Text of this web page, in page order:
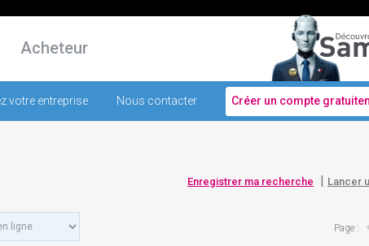
Acheteur
votre entreprise Nous contacter Créer un compte
Enregistrer ma recherche | Lancer
Page :